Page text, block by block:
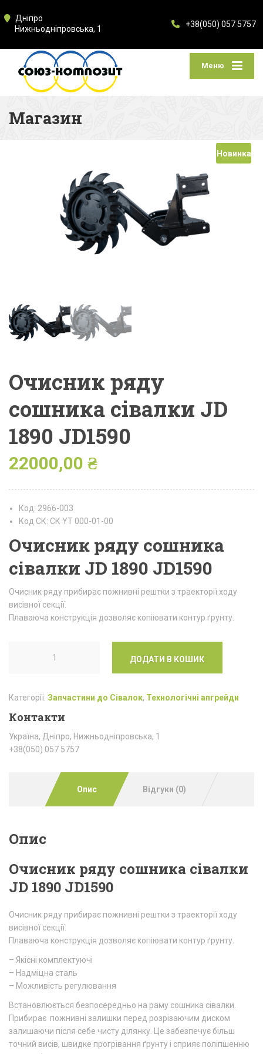
Дніпро
Нижньодніпровська, 1
+38(050) 057 5757
Меню
Магазин
Новинка
Очисник ряду
сошника сівалки JD
1890 JD1590
22000,00 ₴
Код: 2966-003
Код СК: СК YT 000-01-00
Очисник ряду сошника
сівалки JD 1890 JD1590
Очисник ряду прибирає пожнивні рештки з траекторії ходу
висівної секції.
Плаваюча конструкція дозволяє копіювати контур ґрунту.
ДОДАТИ В КОШИК
Категорії: Запчастини до Сівалок, Технологічні апгрейди
Контакти
Україна, Дніпро, Нижньодніпровська, 1
+38(050) 057 5757
Опис Відгуки (0)
Опис
Очисник ряду сошника сівалки
JD 1890 JD1590
Очисник ряду прибирає пожнивні рештки з траекторії ходу
висівної секції.
Плаваюча конструкція дозволяє копіювати контур ґрунту.
– Якісні комплектуючі
– Надміцна сталь
– Можливість регулювання
Встановлюється безпосередньо на раму сошника сівалки.
Прибирає пожнивні залишки перед розрізаючим диском
залишаючи після себе чисту ділянку. Це забезпечує більш
точний висів, швидке прогрівання ґрунту і сприяє поліпшенню